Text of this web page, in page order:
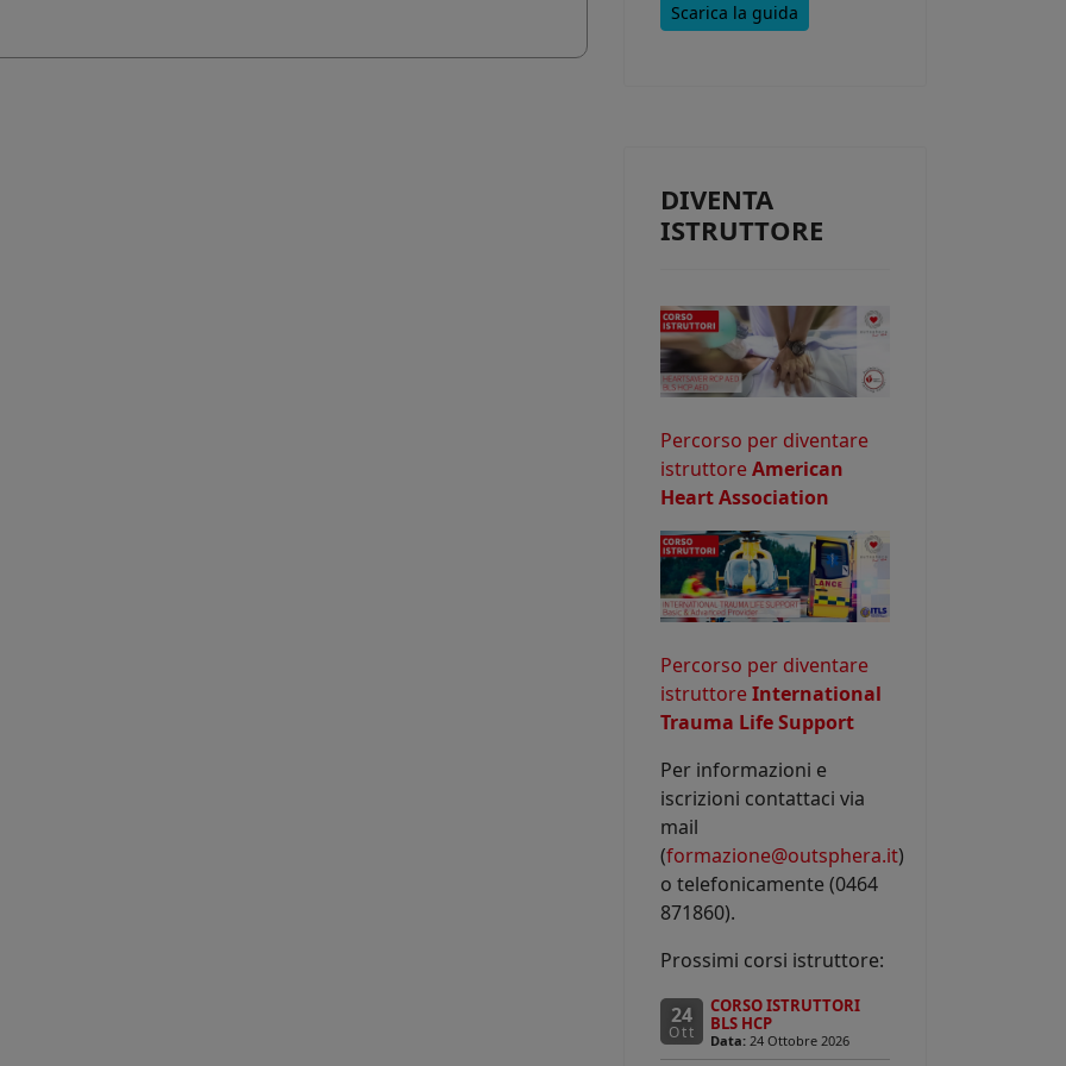
Scarica la guida
DIVENTA
ISTRUTTORE
Percorso per diventare
istruttoreAmerican
Heart Association
Percorso per diventare
istruttoreInternational
Trauma Life Support
Per informazioni e
iscrizioni contattaci via
mail
(formazione@outsphera.it)
o telefonicamente (0464
871860).
Prossimi corsi istruttore:
24
Ott
CORSO ISTRUTTORI
BLS HCP
Data: 24 Ottobre 2026